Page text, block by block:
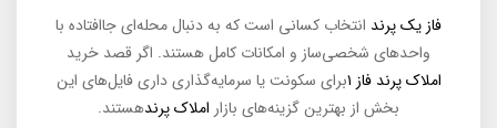
فاز یک پرند انتخاب کسانی است که به دنبال محله‌ای جاافتاده با
واحدهای شخصی‌ساز و امکانات کامل هستند. اگر قصد خرید
املاک پرند فاز ۱ برای سکونت یا سرمایه‌گذاری داری فایل‌های این
بخش از بهترین گزینه‌های بازار املاک پرندهستند.